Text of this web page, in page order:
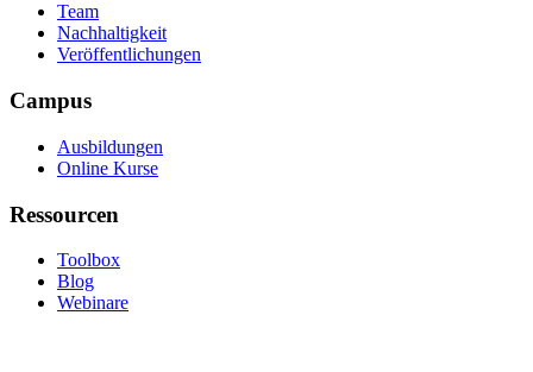
Team
Nachhaltigkeit
Veröffentlichungen
Campus
Ausbildungen
Online Kurse
Ressourcen
Toolbox
Blog
Webinare